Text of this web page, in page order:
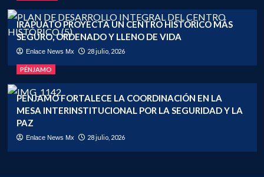
IRAPUATO PROYECTA UN CENTRO HISTÓRICO MÁS
SEGURO, ORDENADO Y LLENO DE VIDA
Enlace News Mx 28 julio, 2026
PÉNJAMO
PÉNJAMO FORTALECE LA COORDINACIÓN EN LA
MESA INTERINSTITUCIONAL POR LA SEGURIDAD Y LA
PAZ
Enlace News Mx 28 julio, 2026